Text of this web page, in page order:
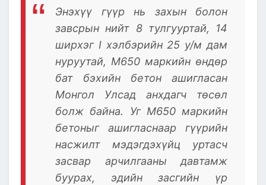
Энэхүү гүүр нь захын болон
завсрын нийт 8 тулгууртай, 14
ширхэг I хэлбэрийн 25 у/м дам
нуруутай, М650 маркийн өндөр
бат бэхийн бетон ашигласан
Монгол Улсад анхдагч төсөл
болж байна. Уг М650 маркийн
бетоныг ашигласнаар гүүрийн
насжилт мэдэгдэхүйц уртасч
засвар арчилгааны давтамж
буурах, эдийн засгийн үр